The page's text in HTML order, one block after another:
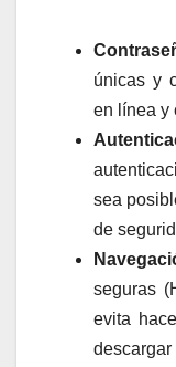
únicas y
en línea y
sea
de
seguras
evita
descargar